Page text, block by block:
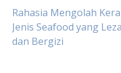
Post
navigation
Rahasia Mengolah
Jenis Seafood yang
dan Bergizi